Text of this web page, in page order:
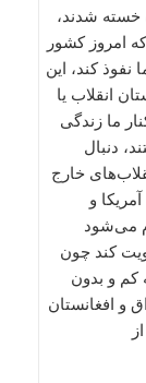
خسته شدند،
امروز کشور
نفوذ کند، این
انقلاب یا
ما زندگی
دنبال
خارج
و
می‌شود
کند چون
کم و بدون
و افغانستان